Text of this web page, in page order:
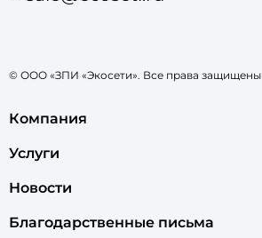
© ООО «ЗПИ «Экосети». Все права защищены
Компания
Услуги
Новости
Благодарственные письма